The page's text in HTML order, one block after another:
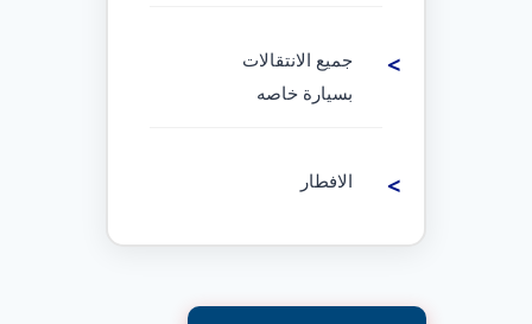
جميع الانتقالات
بسيارة خاصه
الافطار